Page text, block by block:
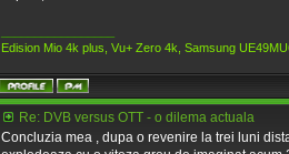
Edision Mio 4k plus, Vu+ Zero 4k, Samsung
Re: DVB versus OTT - o dilema actuala
Concluzia mea , dupa o revenire la trei luni